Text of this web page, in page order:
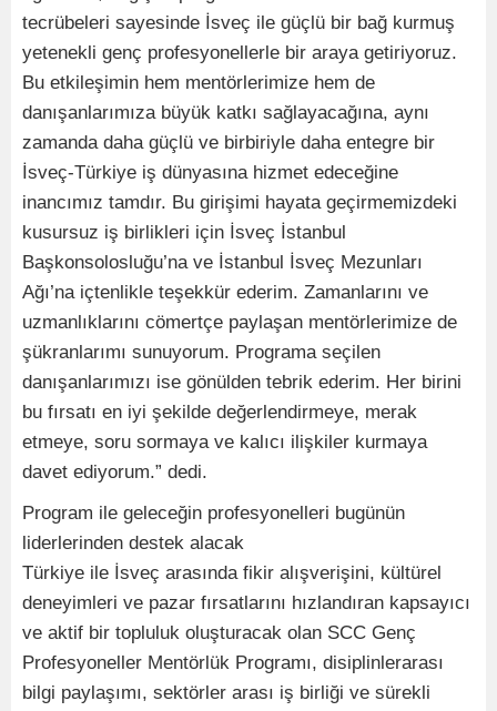
tecrübeleri sayesinde İsveç ile güçlü bir bağ kurmuş
yetenekli genç profesyonellerle bir araya getiriyoruz.
Bu etkileşimin hem mentörlerimize hem de
danışanlarımıza büyük katkı sağlayacağına, aynı
zamanda daha güçlü ve birbiriyle daha entegre bir
İsveç-Türkiye iş dünyasına hizmet edeceğine
inancımız tamdır. Bu girişimi hayata geçirmemizdeki
kusursuz iş birlikleri için İsveç İstanbul
Başkonsolosluğu’na ve İstanbul İsveç Mezunları
Ağı’na içtenlikle teşekkür ederim. Zamanlarını ve
uzmanlıklarını cömertçe paylaşan mentörlerimize de
şükranlarımı sunuyorum. Programa seçilen
danışanlarımızı ise gönülden tebrik ederim. Her birini
bu fırsatı en iyi şekilde değerlendirmeye, merak
etmeye, soru sormaya ve kalıcı ilişkiler kurmaya
davet ediyorum.” dedi.
Program ile geleceğin profesyonelleri bugünün
liderlerinden destek alacak
Türkiye ile İsveç arasında fikir alışverişini, kültürel
deneyimleri ve pazar fırsatlarını hızlandıran kapsayıcı
ve aktif bir topluluk oluşturacak olan SCC Genç
Profesyoneller Mentörlük Programı, disiplinlerarası
bilgi paylaşımı, sektörler arası iş birliği ve sürekli